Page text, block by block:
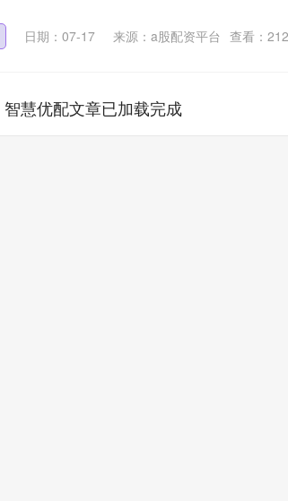
日期：07-17 来源：a股配资平台 查看： 212
智慧优配文章已加载完成